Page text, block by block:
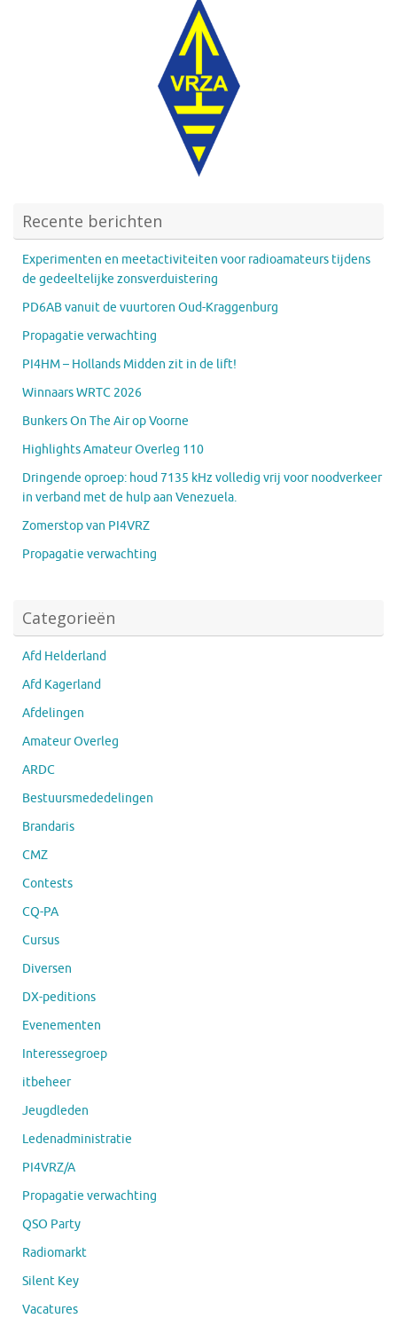
Recente berichten
Experimenten en meetactiviteiten voor radioamateurs tijdens
de gedeeltelijke zonsverduistering
PD6AB vanuit de vuurtoren Oud-Kraggenburg
Propagatie verwachting
PI4HM – Hollands Midden zit in de lift!
Winnaars WRTC 2026
Bunkers On The Air op Voorne
Highlights Amateur Overleg 110
Dringende oproep: houd 7135 kHz volledig vrij voor noodverkeer
in verband met de hulp aan Venezuela.
Zomerstop van PI4VRZ
Propagatie verwachting
Categorieën
Afd Helderland
Afd Kagerland
Afdelingen
Amateur Overleg
ARDC
Bestuursmededelingen
Brandaris
CMZ
Contests
CQ-PA
Cursus
Diversen
DX-peditions
Evenementen
Interessegroep
itbeheer
Jeugdleden
Ledenadministratie
PI4VRZ/A
Propagatie verwachting
QSO Party
Radiomarkt
Silent Key
Vacatures